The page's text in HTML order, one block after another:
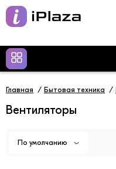
Главная Бытовая техника
Вентиляторы
По умолчанию